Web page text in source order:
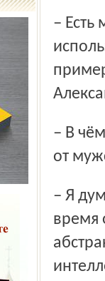
– Есть масса хороших работ. Я бы посоветовал
– В чём, на ваш взгляд, коренное отличие женских шахмат
от
– Я думаю, женщины гораздо умнее мужчин, но в то же
время